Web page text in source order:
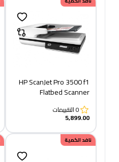
HP ScanJet Pro 3500 f1
Flatbed Scanner
0التقييمات
5,899.00
نافد الكمية